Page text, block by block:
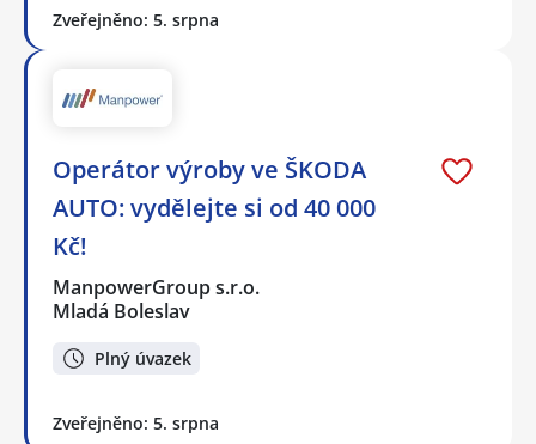
Zveřejněno: 5. srpna
Operátor výroby ve ŠKODA
AUTO: vydělejte si od 40 000
Kč!
ManpowerGroup s.r.o.
Mladá Boleslav
Plný úvazek
Zveřejněno: 5. srpna